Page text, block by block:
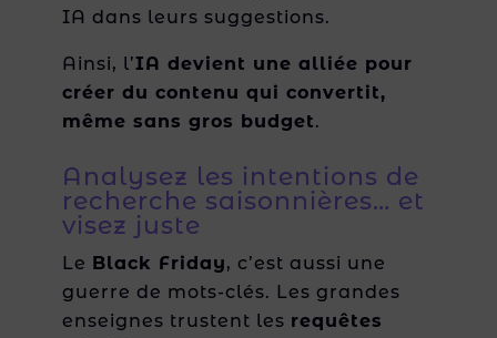
IA dans leurs suggestions.
Ainsi, l’IA devient une alliée pour
créer du contenu qui convertit,
même sans gros budget.
Analysez les intentions de
recherche saisonnières… et
visez juste
Le Black Friday, c’est aussi une
guerre de mots-clés. Les grandes
enseignes trustent les requêtes